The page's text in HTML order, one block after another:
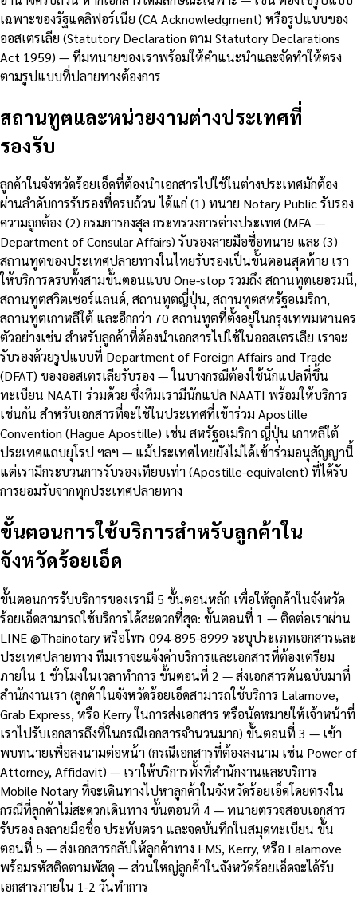
เฉพาะของรัฐแคลิฟอร์เนีย (CA Acknowledgment) หรือรูปแบบของ
ออสเตรเลีย (Statutory Declaration ตาม Statutory Declarations
Act 1959) — ทีมทนายของเราพร้อมให้คำแนะนำและจัดทำให้ตรง
ตามรูปแบบที่ปลายทางต้องการ
สถานทูตและหน่วยงานต่างประเทศที่
รองรับ
ลูกค้าในจังหวัดร้อยเอ็ดที่ต้องนำเอกสารไปใช้ในต่างประเทศมักต้อง
ผ่านลำดับการรับรองที่ครบถ้วน ได้แก่ (1) ทนาย Notary Public รับรอง
ความถูกต้อง (2) กรมการกงสุล กระทรวงการต่างประเทศ (MFA —
Department of Consular Affairs) รับรองลายมือชื่อทนาย และ (3)
สถานทูตของประเทศปลายทางในไทยรับรองเป็นขั้นตอนสุดท้าย เรา
ให้บริการครบทั้งสามขั้นตอนแบบ One-stop รวมถึง สถานทูตเยอรมนี,
สถานทูตสวิตเซอร์แลนด์, สถานทูตญี่ปุ่น, สถานทูตสหรัฐอเมริกา,
สถานทูตเกาหลีใต้ และอีกกว่า 70 สถานทูตที่ตั้งอยู่ในกรุงเทพมหานคร
ตัวอย่างเช่น สำหรับลูกค้าที่ต้องนำเอกสารไปใช้ในออสเตรเลีย เราจะ
รับรองด้วยรูปแบบที่ Department of Foreign Affairs and Trade
(DFAT) ของออสเตรเลียรับรอง — ในบางกรณีต้องใช้นักแปลที่ขึ้น
ทะเบียน NAATI ร่วมด้วย ซึ่งทีมเรามีนักแปล NAATI พร้อมให้บริการ
เช่นกัน สำหรับเอกสารที่จะใช้ในประเทศที่เข้าร่วม Apostille
Convention (Hague Apostille) เช่น สหรัฐอเมริกา ญี่ปุ่น เกาหลีใต้
ประเทศแถบยุโรป ฯลฯ — แม้ประเทศไทยยังไม่ได้เข้าร่วมอนุสัญญานี้
แต่เรามีกระบวนการรับรองเทียบเท่า (Apostille-equivalent) ที่ได้รับ
การยอมรับจากทุกประเทศปลายทาง
ขั้นตอนการใช้บริการสำหรับลูกค้าใน
จังหวัดร้อยเอ็ด
ขั้นตอนการรับบริการของเรามี 5 ขั้นตอนหลัก เพื่อให้ลูกค้าในจังหวัด
ร้อยเอ็ดสามารถใช้บริการได้สะดวกที่สุด: ขั้นตอนที่ 1 — ติดต่อเราผ่าน
LINE @Thainotary หรือโทร 094-895-8999 ระบุประเภทเอกสารและ
ประเทศปลายทาง ทีมเราจะแจ้งค่าบริการและเอกสารที่ต้องเตรียม
ภายใน 1 ชั่วโมงในเวลาทำการ ขั้นตอนที่ 2 — ส่งเอกสารต้นฉบับมาที่
สำนักงานเรา (ลูกค้าในจังหวัดร้อยเอ็ดสามารถใช้บริการ Lalamove,
Grab Express, หรือ Kerry ในการส่งเอกสาร หรือนัดหมายให้เจ้าหน้าที่
เราไปรับเอกสารถึงที่ในกรณีเอกสารจำนวนมาก) ขั้นตอนที่ 3 — เข้า
พบทนายเพื่อลงนามต่อหน้า (กรณีเอกสารที่ต้องลงนาม เช่น Power of
Attorney, Affidavit) — เราให้บริการทั้งที่สำนักงานและบริการ
Mobile Notary ที่จะเดินทางไปหาลูกค้าในจังหวัดร้อยเอ็ดโดยตรงใน
กรณีที่ลูกค้าไม่สะดวกเดินทาง ขั้นตอนที่ 4 — ทนายตรวจสอบเอกสาร
รับรอง ลงลายมือชื่อ ประทับตรา และจดบันทึกในสมุดทะเบียน ขั้น
ตอนที่ 5 — ส่งเอกสารกลับให้ลูกค้าทาง EMS, Kerry, หรือ Lalamove
พร้อมรหัสติดตามพัสดุ — ส่วนใหญ่ลูกค้าในจังหวัดร้อยเอ็ดจะได้รับ
เอกสารภายใน 1-2 วันทำการ